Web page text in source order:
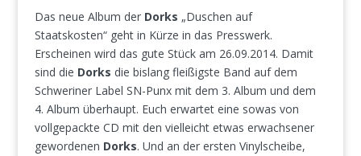
Das neue Album der Dorks „Duschen auf
Staatskosten“ geht in Kürze in das Presswerk.
Erscheinen wird das gute Stück am 26.09.2014. Damit
sind die Dorks die bislang fleißigste Band auf dem
Schweriner Label SN-Punx mit dem 3. Album und dem
4. Album überhaupt. Euch erwartet eine sowas von
vollgepackte CD mit den vielleicht etwas erwachsener
gewordenen Dorks. Und an der ersten Vinylscheibe,